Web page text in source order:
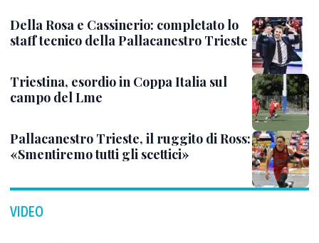
Della Rosa e Cassinerio: completato lo
staff tecnico della Pallacanestro Trieste
Triestina, esordio in Coppa Italia sul
campo del Lme
Pallacanestro Trieste, il ruggito di Ross:
«Smentiremo tutti gli scettici»
VIDEO